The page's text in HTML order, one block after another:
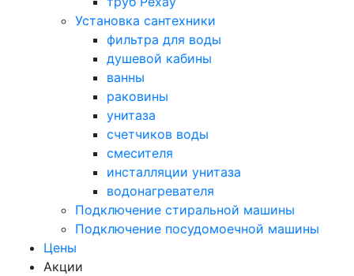
Установка сантехники
фильтра для воды
душевой кабины
ванны
раковины
унитаза
счетчиков воды
смесителя
инсталляции унитаза
водонагревателя
Подключение стиральной машины
Подключение посудомоечной машины
Цены
Акции